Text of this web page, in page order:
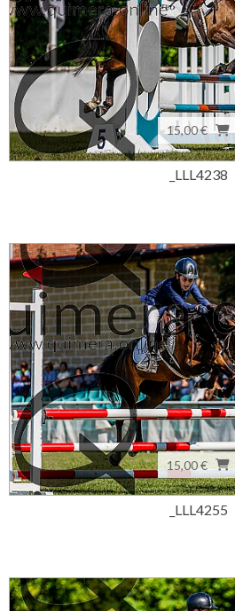
15,00 €
_LLL4238
15,00 €
_LLL4255